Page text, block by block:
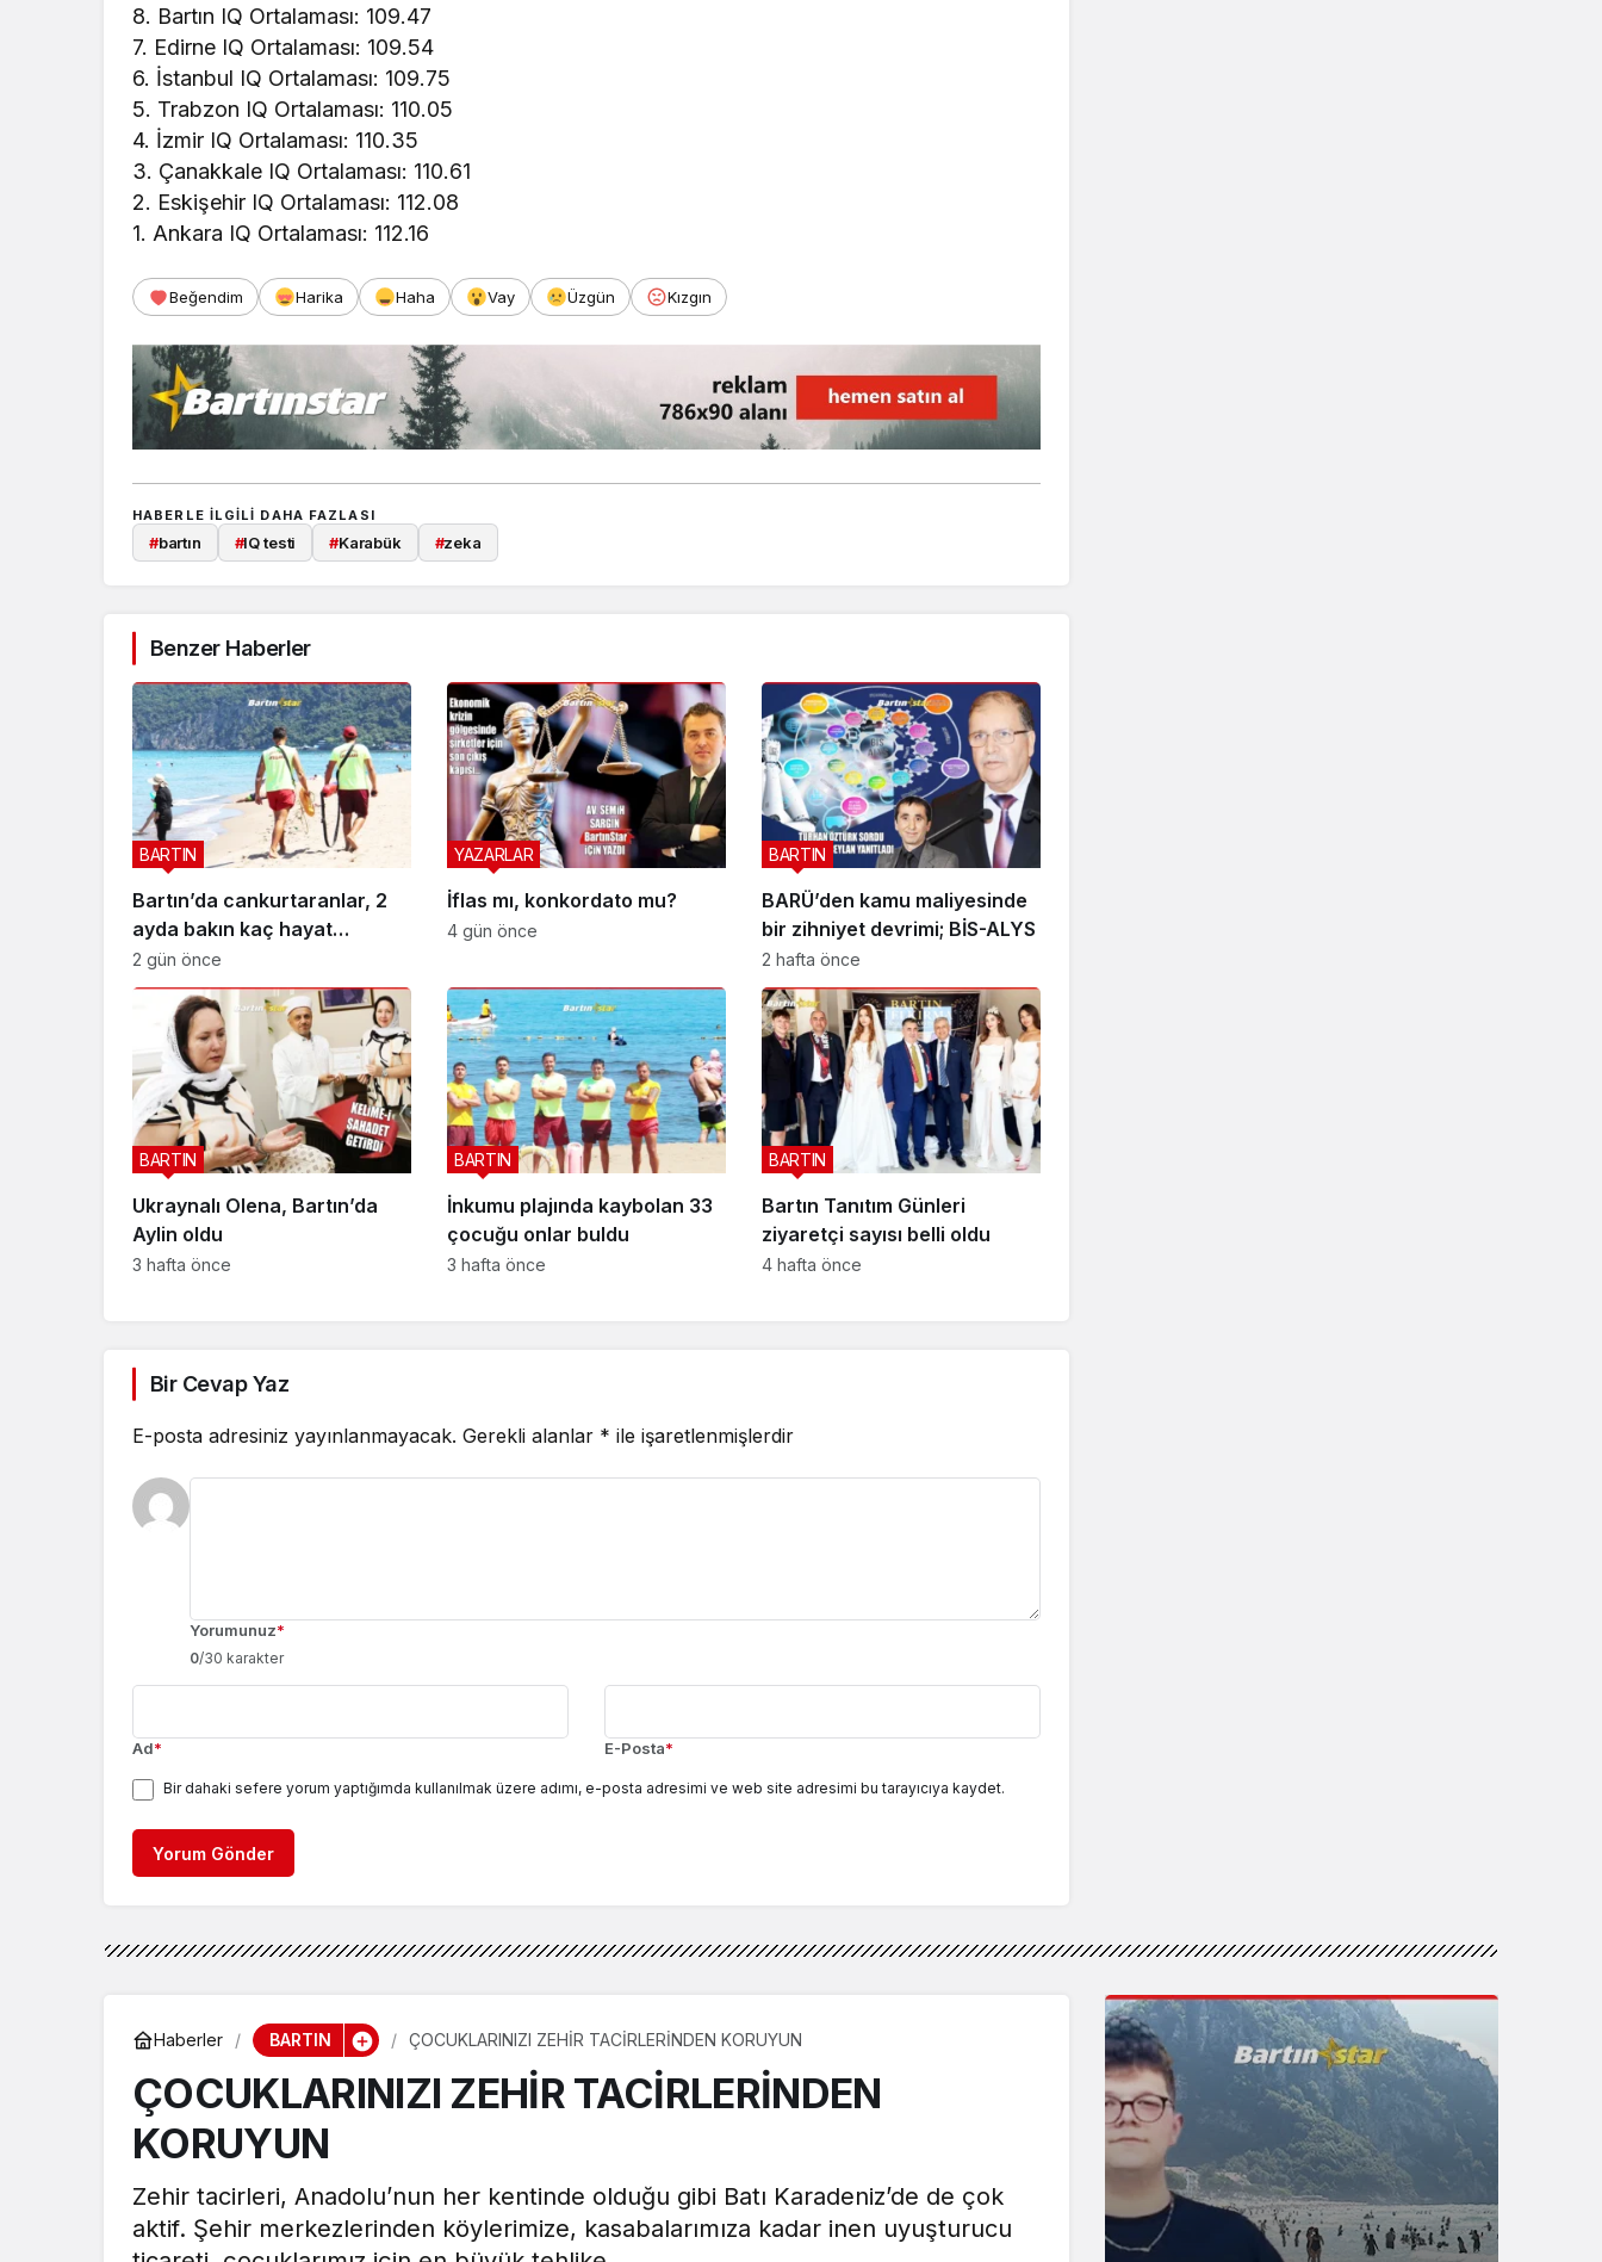
8. Bartın IQ Ortalaması: 109.47
7. Edirne IQ Ortalaması: 109.54
6. İstanbul IQ Ortalaması: 109.75
5. Trabzon IQ Ortalaması: 110.05
4. İzmir IQ Ortalaması: 110.35
3. Çanakkale IQ Ortalaması: 110.61
2. Eskişehir IQ Ortalaması: 112.08
1. Ankara IQ Ortalaması: 112.16
Beğendim Harika Haha Vay Üzgün Kızgın
HABERLE ILGILI DAHA FAZLASI
#bartın #IQ testi #Karabük #zeka
Benzer Haberler
Bartın’da cankurtaranlar, 2
ayda bakın kaç hayat
kurtardı?
BARTIN
2 gün önce
İflas mı, konkordato mu?
YAZARLAR
4 gün önce
BARÜ’den kamu maliyesinde
bir zihniyet devrimi; BİS-ALYS
BARTIN
2 hafta önce
Ukraynalı Olena, Bartın’da
Aylin oldu
BARTIN
3 hafta önce
İnkumu plajında kaybolan 33
çocuğu onlar buldu
BARTIN
3 hafta önce
Bartın Tanıtım Günleri
ziyaretçi sayısı belli oldu
BARTIN
4 hafta önce
Bir Cevap Yaz
E-posta adresiniz yayınlanmayacak. Gerekli alanlar * ile işaretlenmişlerdir
Yorumunuz*
0/30 karakter
Ad* E-Posta*
Bir dahaki sefere yorum yaptığımda kullanılmak üzere adımı, e-posta adresimi ve web site adresimi bu tarayıcıya kaydet.
Yorum Gönder
Haberler BARTIN ÇOCUKLARINIZI ZEHİR TACİRLERİNDEN KORUYUN
ÇOCUKLARINIZI ZEHİR TACİRLERİNDEN
KORUYUN
Zehir tacirleri, Anadolu’nun her kentinde olduğu gibi Batı Karadeniz’de de çok
aktif. Şehir merkezlerinden köylerimize, kasabalarımıza kadar inen uyuşturucu